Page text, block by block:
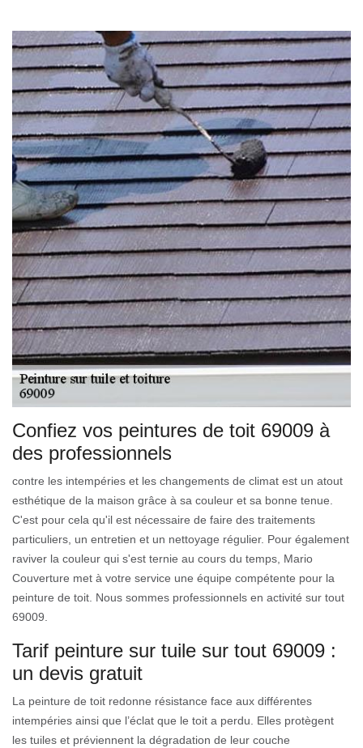
Confiez vos peintures de toit 69009 à
des professionnels
contre les intempéries et les changements de climat est un atout
esthétique de la maison grâce à sa couleur et sa bonne tenue.
C'est pour cela qu'il est nécessaire de faire des traitements
particuliers, un entretien et un nettoyage régulier. Pour également
raviver la couleur qui s'est ternie au cours du temps, Mario
Couverture met à votre service une équipe compétente pour la
peinture de toit. Nous sommes professionnels en activité sur tout
69009.
Tarif peinture sur tuile sur tout 69009 :
un devis gratuit
La peinture de toit redonne résistance face aux différentes
intempéries ainsi que l’éclat que le toit a perdu. Elles protègent
les tuiles et préviennent la dégradation de leur couche